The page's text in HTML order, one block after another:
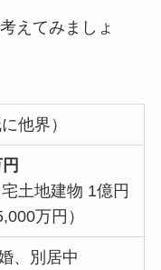
えてみましょ
他界）
宅土地建物 1億円
万円）
、別居中